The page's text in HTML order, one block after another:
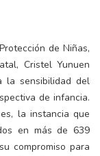
de Niñas,
Cristel Yunuen
la sensibilidad del
de infancia.
la instancia que
en más de 639
compromiso para